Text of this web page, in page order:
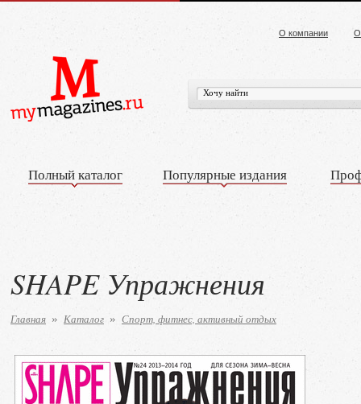
О компании
Полный каталог Популярные издания
SHAPE Упражнения
Главная » Каталог » Спорт, фитнес, активный отдых